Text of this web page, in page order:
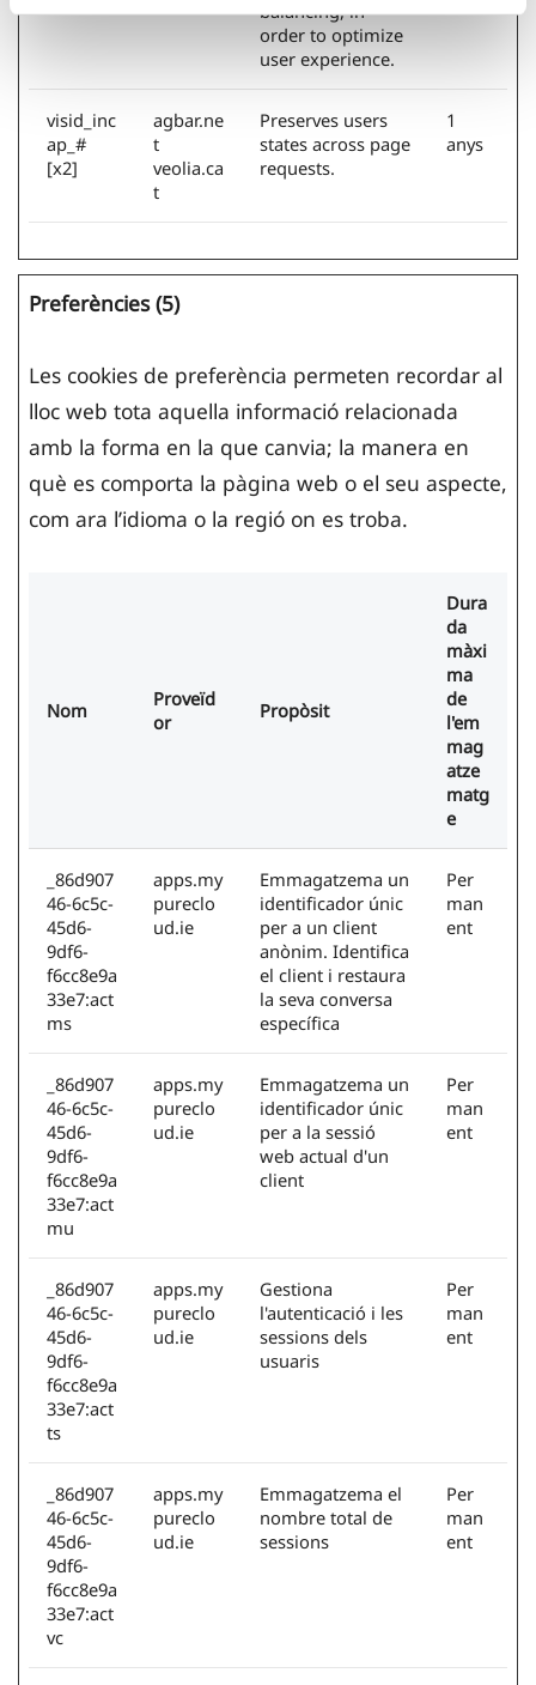
balancing, in
order to optimize
user experience.
visid_inc
ap_#
[x2]
agbar.ne
t
veolia.ca
t
Preserves users
states across page
requests.
1
anys
Preferències (5)
Les cookies de preferència permeten recordar al
lloc web tota aquella informació relacionada
amb la forma en la que canvia; la manera en
què es comporta la pàgina web o el seu aspecte,
com ara l’idioma o la regió on es troba.
Nom
Proveïd
or
Propòsit
Dura
da
màxi
ma
de
l'em
mag
atze
matg
e
_86d907
46-6c5c-
45d6-
9df6-
f6cc8e9a
33e7:act
ms
apps.my
pureclo
ud.ie
Emmagatzema un
identificador únic
per a un client
anònim. Identifica
el client i restaura
la seva conversa
específica
Per
man
ent
_86d907
46-6c5c-
45d6-
9df6-
f6cc8e9a
33e7:act
mu
apps.my
pureclo
ud.ie
Emmagatzema un
identificador únic
per a la sessió
web actual d'un
client
Per
man
ent
_86d907
46-6c5c-
45d6-
9df6-
f6cc8e9a
33e7:act
ts
apps.my
pureclo
ud.ie
Gestiona
l'autenticació i les
sessions dels
usuaris
Per
man
ent
_86d907
46-6c5c-
45d6-
9df6-
f6cc8e9a
33e7:act
vc
apps.my
pureclo
ud.ie
Emmagatzema el
nombre total de
sessions
Per
man
ent